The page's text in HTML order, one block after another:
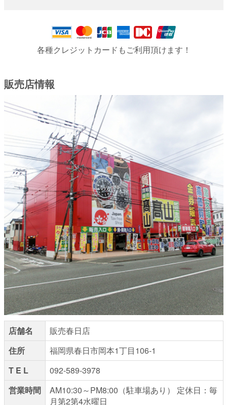
各種クレジットカードもご利用頂けます！
販売店情報
店舗名
販売春日店
住所
福岡県春日市岡本1丁目106-1
T E L
092-589-3978
営業時間
AM10:30～PM8:00（駐車場あり） 定休日：毎
月第2第4水曜日